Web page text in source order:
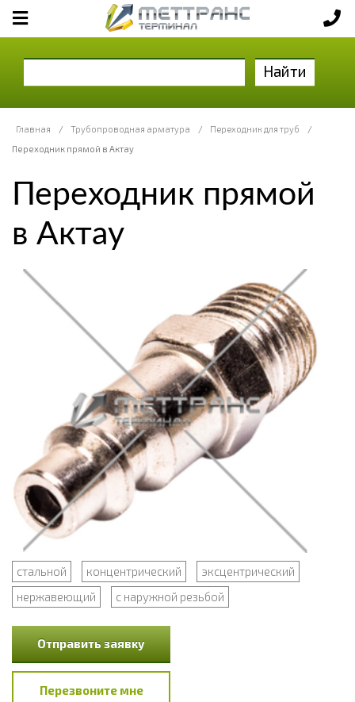
Найти
Главная / Трубопроводная арматура / Переходник для труб
/
Переходник прямой в Актау
Переходник прямой
в Актау
стальной концентрический
эксцентрический
нержавеющий
с наружной резьбой
Отправить заявку
Перезвоните мне